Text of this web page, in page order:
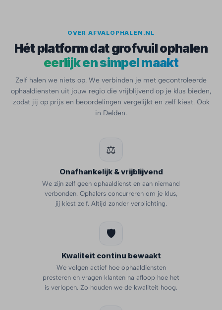
OVER AFVALOPHALEN.NL
Hét platform dat grofvuil ophalen
eerlijk en simpel maakt
Zelf halen we niets op. We verbinden je met gecontroleerde
ophaaldiensten uit jouw regio die vrijblijvend op je klus bieden,
zodat jij op prijs en beoordelingen vergelijkt en zelf kiest. Ook
in Delden.
⚖️
Onafhankelijk & vrijblijvend
We zijn zelf geen ophaaldienst en aan niemand
verbonden. Ophalers concurreren om je klus,
jij kiest zelf. Altijd zonder verplichting.
🛡️
Kwaliteit continu bewaakt
We volgen actief hoe ophaaldiensten
presteren en vragen klanten na afloop hoe het
is verlopen. Zo houden we de kwaliteit hoog.